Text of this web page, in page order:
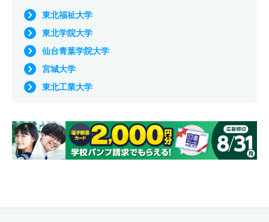
東北福祉大学
東北学院大学
仙台青葉学院大学
宮城大学
東北工業大学